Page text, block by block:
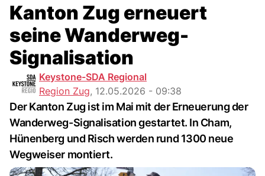
Kanton Zug erneuert
seine Wanderweg-
Signalisation
Keystone-SDA Regional
Region Zug, 12.05.2026 - 09:38
Der Kanton Zug ist im Mai mit der Erneuerung der
Wanderweg-Signalisation gestartet. In Cham,
Hünenberg und Risch werden rund 1300 neue
Wegweiser montiert.